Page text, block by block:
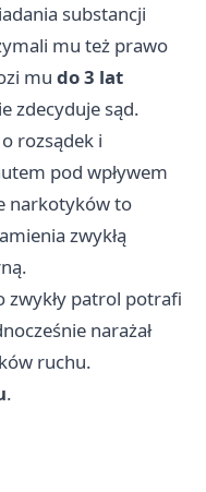
substancji
mu też prawo
mu do 3 lat
zdecyduje sąd.
rozsądek i
pod wpływem
narkotyków to
zwykłą
zwykły patrol potrafi
narażał
ruchu.
.